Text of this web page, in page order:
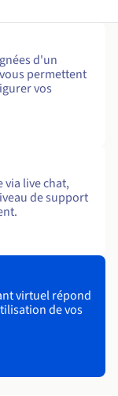
d'un
permettent
vos
via live chat,
de support
virtuel répond
de vos